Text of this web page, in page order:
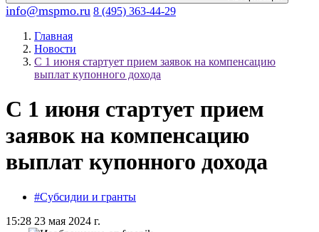
info@mspmo.ru 8 (495) 363-44-29
Главная
Новости
С 1 июня стартует прием заявок на компенсацию
выплат купонного дохода
С 1 июня стартует прием
заявок на компенсацию
выплат купонного дохода
#Субсидии и гранты
15:28 23 мая 2024 г.